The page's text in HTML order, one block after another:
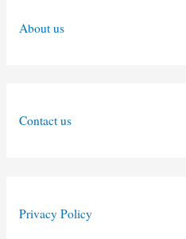
About us
Contact us
Privacy Policy